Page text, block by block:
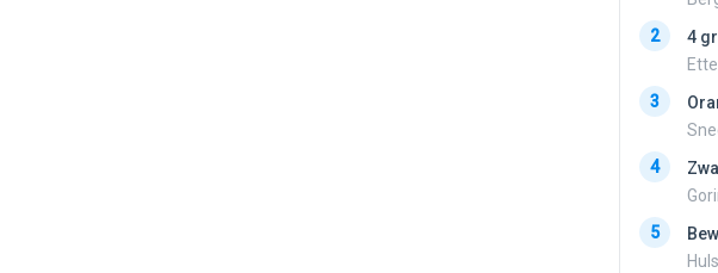
2
4
3
4
5